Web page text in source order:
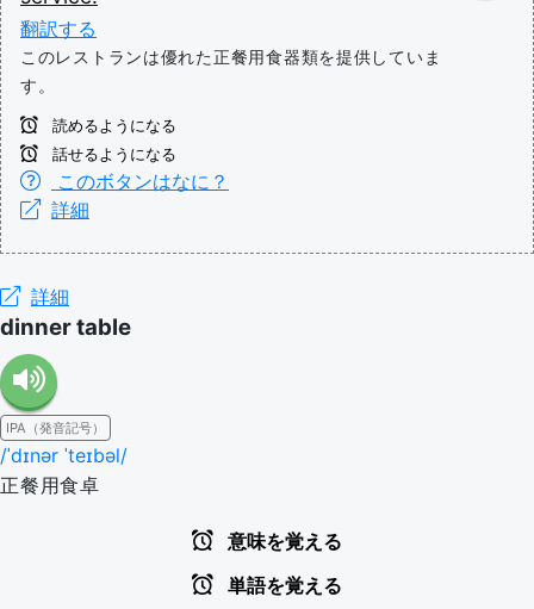
翻訳する
このレストランは優れた正餐用食器類を提供していま
す。
読めるようになる
話せるようになる
このボタンはなに？
詳細
詳細
dinner table
IPA（発音記号）
/ˈdɪnər ˈteɪbəl/
正餐用食卓
意味を覚える
単語を覚える